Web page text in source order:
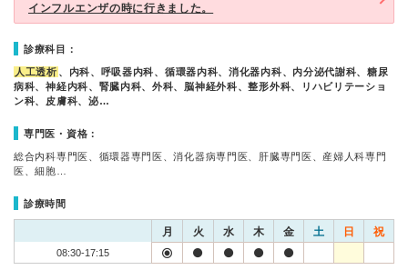
インフルエンザの時に行きました。
診療科目：
人工透析 、内科、呼吸器内科、循環器内科、消化器内科、内分泌代謝科、糖尿
病科、神経内科、腎臓内科、外科、脳神経外科、整形外科、リハビリテーショ
ン科、皮膚科、泌…
専門医・資格：
総合内科専門医、循環器専門医、消化器病専門医、肝臓専門医、産婦人科専門
医、細胞…
診療時間
月 火 水 木 金 土 日 祝
08:30-17:15